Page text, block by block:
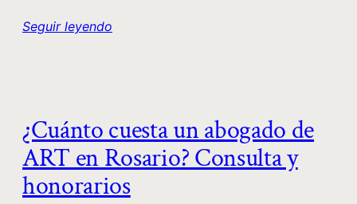
Seguir leyendo
¿Cuánto cuesta un abogado de
ART en Rosario? Consulta y
honorarios